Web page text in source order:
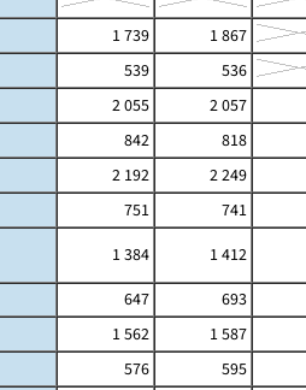
1 739
1 867
539
536
2 055 2 057
842 818
2 192 2 249
751 741
1 384 1 412
647 693
1 562 1 587
576 595